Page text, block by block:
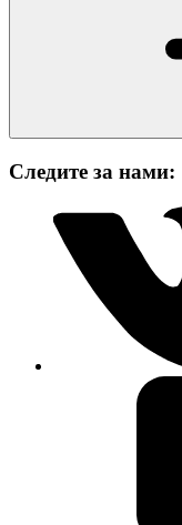
Следите за нами: